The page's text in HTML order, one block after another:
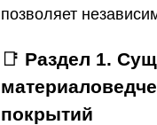
позволяет
📑 Раздел 1.
покрытий